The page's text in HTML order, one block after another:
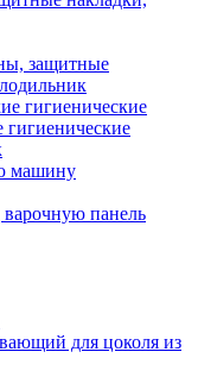
защитные
гигиенические
машину
панель
для цоколя из